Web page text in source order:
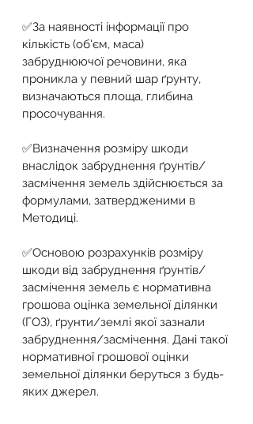
✅За наявності інформації про
кількість (об'єм, маса)
забруднюючої речовини, яка
проникла у певний шар ґрунту,
визначаються площа, глибина
просочування.
✅Визначення розміру шкоди
внаслідок забруднення ґрунтів/
засмічення земель здійснюється за
формулами, затвердженими в
Методиці.
✅Основою розрахунків розміру
шкоди від забруднення ґрунтів/
засмічення земель є нормативна
грошова оцінка земельної ділянки
(ГОЗ), ґрунти/землі якої зазнали
забруднення/засмічення. Дані такої
нормативної грошової оцінки
земельної ділянки беруться з будь-
яких джерел.